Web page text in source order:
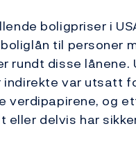
boligpriser i
til personer
disse lånene.
var utsatt
verdipapirene, og
eller delvis har